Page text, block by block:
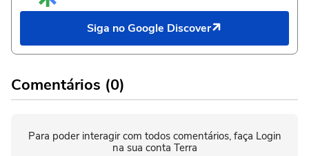
Siga no Google Discover
Comentários (0)
Para poder interagir com todos comentários, faça Login
na sua conta Terra